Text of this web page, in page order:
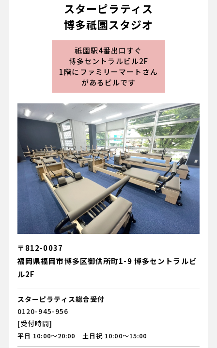
スターピラティス
博多祇園スタジオ
祇園駅4番出口すぐ
博多セントラルビル2F
1階にファミリーマートさん
があるビルです
〒812-0037
福岡県福岡市博多区御供所町1-9 博多セントラルビ
ル2F
スターピラティス総合受付
0120-945-956
[受付時間]
平日 10:00～20:00 土日祝 10:00～15:00